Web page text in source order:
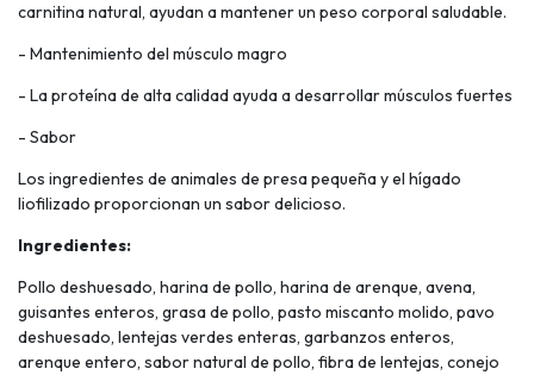
carnitina natural, ayudan a mantener un peso corporal saludable.
- Mantenimiento del músculo magro
- La proteína de alta calidad ayuda a desarrollar músculos fuertes
- Sabor
Los ingredientes de animales de presa pequeña y el hígado
liofilizado proporcionan un sabor delicioso.
Ingredientes:
Pollo deshuesado, harina de pollo, harina de arenque, avena,
guisantes enteros, grasa de pollo, pasto miscanto molido, pavo
deshuesado, lentejas verdes enteras, garbanzos enteros,
arenque entero, sabor natural de pollo, fibra de lentejas, conejo